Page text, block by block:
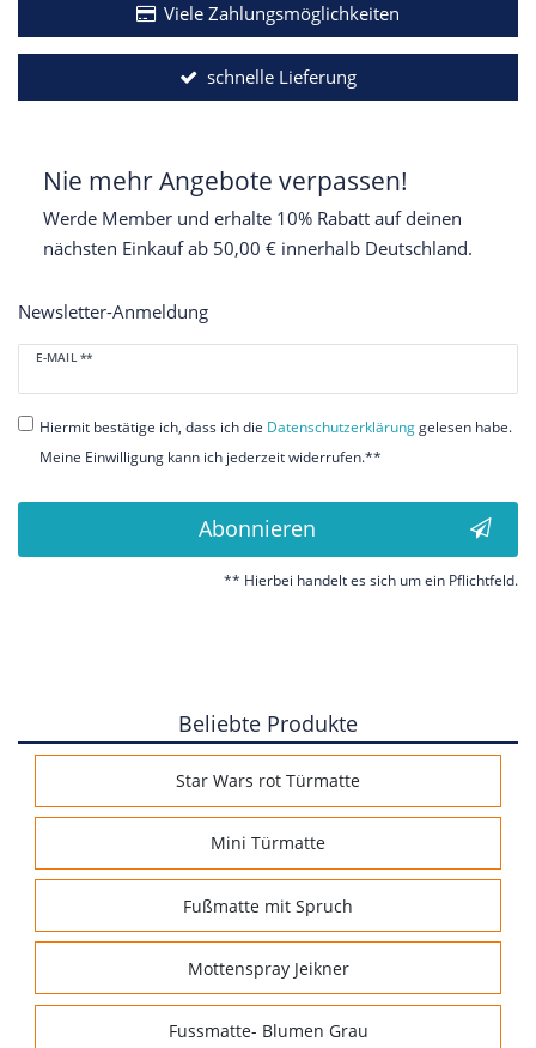
Viele Zahlungsmöglichkeiten
schnelle Lieferung
Nie mehr Angebote verpassen!
Werde Member und erhalte 10% Rabatt auf deinen
nächsten Einkauf ab 50,00 € innerhalb Deutschland.
Newsletter-Anmeldung
E-MAIL **
Newsletter
Honig
Hiermit bestätige ich, dass ich die Daten­schutz­erklärunggelesen habe.
Meine Einwilligung kann ich jederzeit widerrufen.**
Abonnieren
** Hierbei handelt es sich um ein Pflichtfeld.
Beliebte Produkte
Star Wars rot Türmatte
Mini Türmatte
Fußmatte mit Spruch
Mottenspray Jeikner
Fussmatte- Blumen Grau